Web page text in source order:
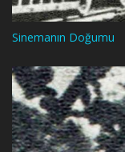
Sinemanın Doğumu